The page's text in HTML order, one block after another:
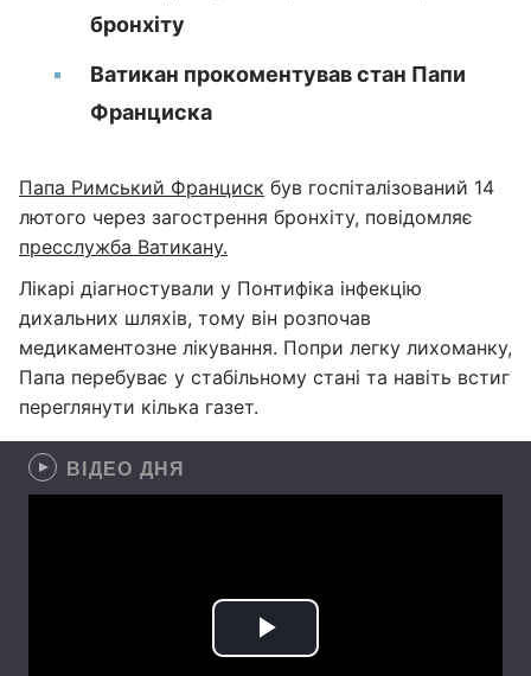
бронхіту
Ватикан прокоментував стан Папи
Франциска
Папа Римський Франциск був госпіталізований 14
лютого через загострення бронхіту, повідомляє
пресслужба Ватикану.
Лікарі діагностували у Понтифіка інфекцію
дихальних шляхів, тому він розпочав
медикаментозне лікування. Попри легку лихоманку,
Папа перебуває у стабільному стані та навіть встиг
переглянути кілька газет.
ВІДЕО ДНЯ